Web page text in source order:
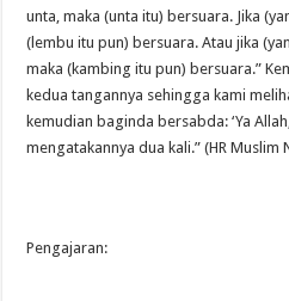
unta, maka (unta itu) bersuara. Jika
(lembu itu pun) bersuara. Atau jika
maka (kambing itu pun) bersuara.”
kedua tangannya sehingga kami
kemudian baginda bersabda: ‘Ya
mengatakannya dua kali.” (HR Muslim
Pengajaran: